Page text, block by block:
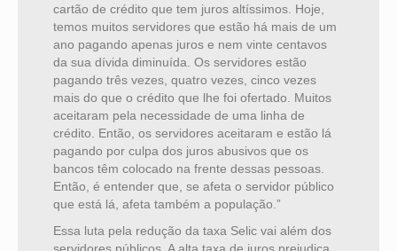
cartão de crédito que tem juros altíssimos. Hoje,
temos muitos servidores que estão há mais de um
ano pagando apenas juros e nem vinte centavos
da sua dívida diminuída. Os servidores estão
pagando três vezes, quatro vezes, cinco vezes
mais do que o crédito que lhe foi ofertado. Muitos
aceitaram pela necessidade de uma linha de
crédito. Então, os servidores aceitaram e estão lá
pagando por culpa dos juros abusivos que os
bancos têm colocado na frente dessas pessoas.
Então, é entender que, se afeta o servidor público
que está lá, afeta também a população.”
Essa luta pela redução da taxa Selic vai além dos